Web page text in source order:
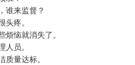
谁来监督？
疼。
恼就消失了。
员。
量达标。